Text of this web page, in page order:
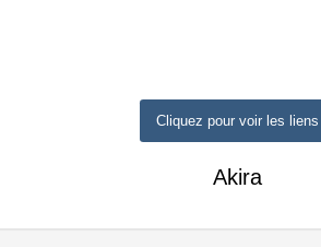
Cliquez pour voir les liens
Akira